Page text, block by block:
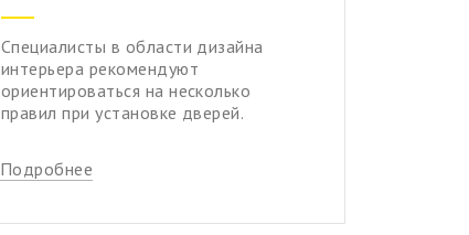
Специалисты в области дизайна
интерьера рекомендуют
ориентироваться на несколько
правил при установке дверей.
Подробнее